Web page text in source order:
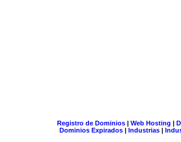
Registro de Dominios| Web Hosting |
Dominios Expirados | Industrias |